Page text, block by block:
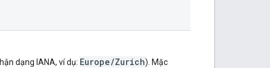
dạng IANA, ví dụ: Europe/Zurich). Mặc